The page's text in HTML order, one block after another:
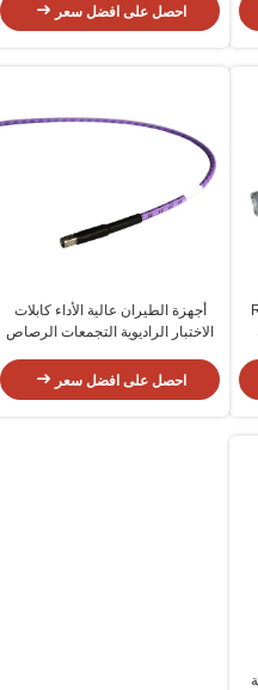
احصل على افضل سعر
أجهزة الطيران عالية الأداء كابلات
الاختبار الراديوية التجمعات الرصاص
احصل على افضل سعر